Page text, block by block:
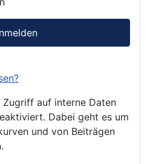
Zugriff auf interne Daten
Dabei geht es um
und von Beiträgen